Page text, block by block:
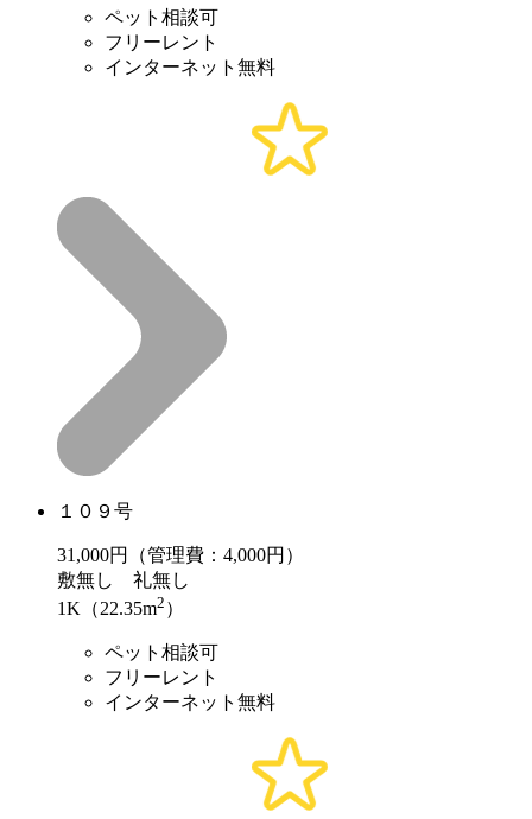
ペット相談可
フリーレント
インターネット無料
１０９号
31,000円（管理費：4,000円）
敷無し 礼無し
1K（22.35m2 ）
ペット相談可
フリーレント
インターネット無料